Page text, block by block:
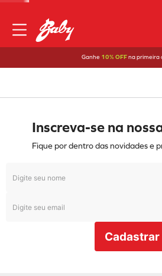
Ganhe 10% OFFna primeira
Inscreva-se na
Fique por dentro das novidades e
Cadastrar